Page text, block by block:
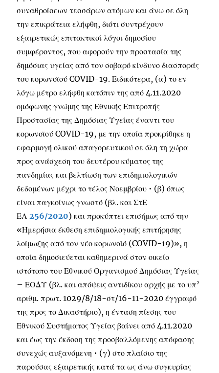
συναθροίσεων τεσσάρων ατόμων και άνω σε όλη
την επικράτεια ελήφθη, διότι συντρέχουν
εξαιρετικώς επιτακτικοί λόγοι δημοσίου
συμφέροντος, που αφορούν την προστασία της
δημόσιας υγείας από τον σοβαρό κίνδυνο διασποράς
του κορωνοϊού COVID-19. Ειδικότερα, (α) το εν
λόγω μέτρο ελήφθη κατόπιν της από 4.11.2020
ομόφωνης γνώμης της Εθνικής Επιτροπής
Προστασίας της Δημόσιας Υγείας έναντι του
κορωνοϊού COVID-19, με την οποία προκρίθηκε η
εφαρμογή ολικού απαγορευτικού σε όλη τη χώρα
προς ανάσχεση του δευτέρου κύματος της
πανδημίας και βελτίωση των επιδημιολογικών
δεδομένων μέχρι το τέλος Νοεμβρίου • (β) όπως
είναι παγκοίνως γνωστό (βλ. και ΣτΕ
ΕΑ256/2020) και προκύπτει επισήμως από την
«Ημερήσια έκθεση επιδημιολογικής επιτήρησης
λοίμωξης από τον νέο κορωνοϊό (COVID-19)», η
οποία δημοσιεύεται καθημερινά στον οικείο
ιστότοπο του Εθνικού Οργανισμού Δημόσιας Υγείας
– ΕΟΔΥ (βλ. και απόψεις αντιδίκου αρχής με το υπ’
αριθμ. πρωτ. 1029/8/18-στ/16-11-2020 έγγραφό
της προς το Δικαστήριο), η ένταση πίεσης του
Εθνικού Συστήματος Υγείας βαίνει από 4.11.2020
και έως την έκδοση της προσβαλλόμενης απόφασης
συνεχώς αυξανόμενη • (γ) στο πλαίσιο της
παρούσας εξαιρετικής κατά τα ως άνω συγκυρίας